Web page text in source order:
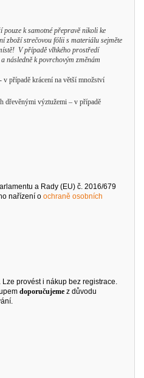
pouze k samotné přepravě nikoli ke
zboží strečovou fólii s materiálu sejměte
V případě vlhkého prostředí
následně k povrchovým změnám
- v případě krácení na větší množství
dřevěnými výztužemi – v případě
a Rady (EU) č. 2016/679
nařízení o ochraně osobních
provést i nákup bez registrace.
doporučujeme z důvodu